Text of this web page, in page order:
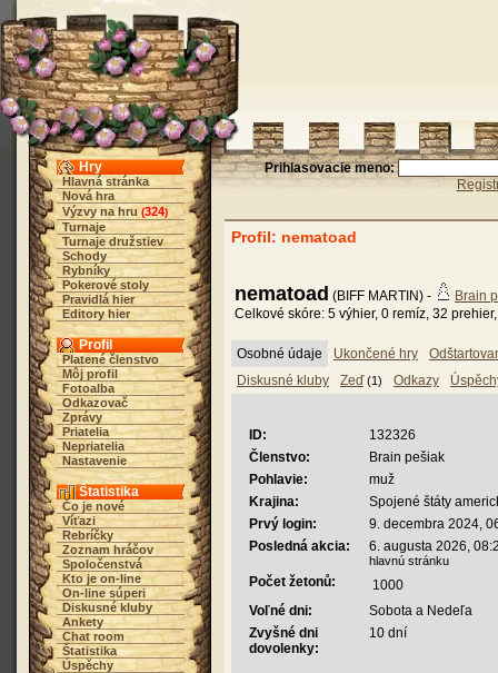
Hry
Hlavná stránka
Nová hra
Výzvy na hru (324)
Turnaje
Turnaje družstiev
Schody
Rybníky
Pokerové stoly
Pravidlá hier
Editory hier
Profil
Platené členstvo
Môj profil
Fotoalba
Odkazovač
Zprávy
Priatelia
Nepriatelia
Nastavenie
Štatistika
Čo je nové
Víťazi
Rebríčky
Zoznam hráčov
Spoločenstvá
Kto je on-line
On-line súperi
Diskusné kluby
Ankety
Chat room
Štatistika
Úspěchy
Prihlasovacie meno:
Profil: nematoad
nematoad (BIFF MARTIN) -
Brain
Celkové skóre: 5 výhier, 0 remíz, 32
Osobné údaje Ukončené hry
Diskusné kluby
Zeď (1) Odkazy
ID:
132326
Členstvo:
Brain pešiak
Pohlavie:
muž
Krajina:
Spojené štáty
Prvý login:
9. decembra 2024,
Posledná akcia:
6. augusta 2026,
hlavnú stránku
Počet žetonů:
1000
Voľné dni:
Sobota a Nedeľa
Zvyšné dni
dovolenky:
10 dní